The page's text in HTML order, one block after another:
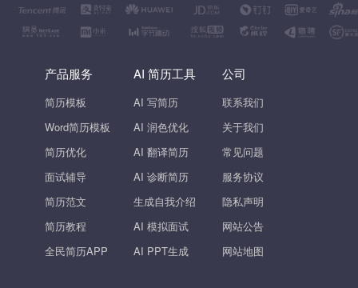
产品服务
简历模板
Word简历模板
简历优化
面试辅导
简历范文
简历教程
全民简历APP
AI 简历工具
AI 写简历
AI 润色优化
AI 翻译简历
AI 诊断简历
生成自我介绍
AI 模拟面试
AI PPT生成
公司
联系我们
关于我们
常见问题
服务协议
隐私声明
网站公告
网站地图